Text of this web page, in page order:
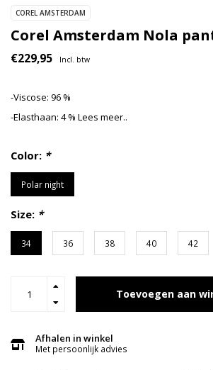
COREL AMSTERDAM
Corel Amsterdam Nola
€229,95 Incl. btw
-Viscose: 96 %
-Elasthaan: 4 % Lees meer..
Color: *
Polar night
Size: *
34 36 38 40 42
Toevoegen aan
Afhalen in winkel
Met persoonlijk advies